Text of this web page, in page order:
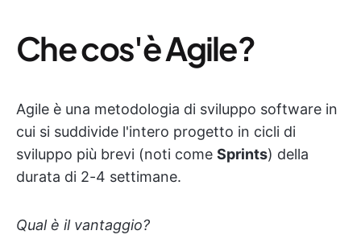
Che cos'è Agile?
Agile è una metodologia di sviluppo software in
cui si suddivide l'intero progetto in cicli di
sviluppo più brevi (noti come Sprints) della
durata di 2-4 settimane.
Qual è il vantaggio?